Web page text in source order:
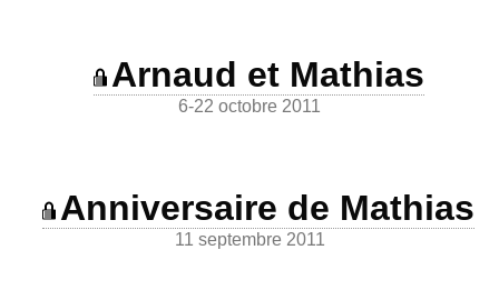
Arnaud et Mathias
6-22 octobre 2011
Anniversaire de Mathias
11 septembre 2011